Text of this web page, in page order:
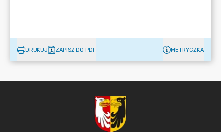
DRUKUJ ZAPISZ DO PDF METRYCZKA